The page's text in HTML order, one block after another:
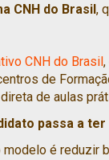
CNH do Brasil,
CNH do Brasil
de
de aulas
passa a
é reduzir